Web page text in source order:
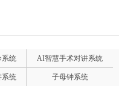
系统 AI智慧手术对讲系统
系统 子母钟系统